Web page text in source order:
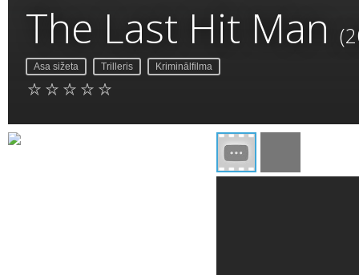
The Last Hit Man
Asa sižeta Trilleris Kriminālfilma